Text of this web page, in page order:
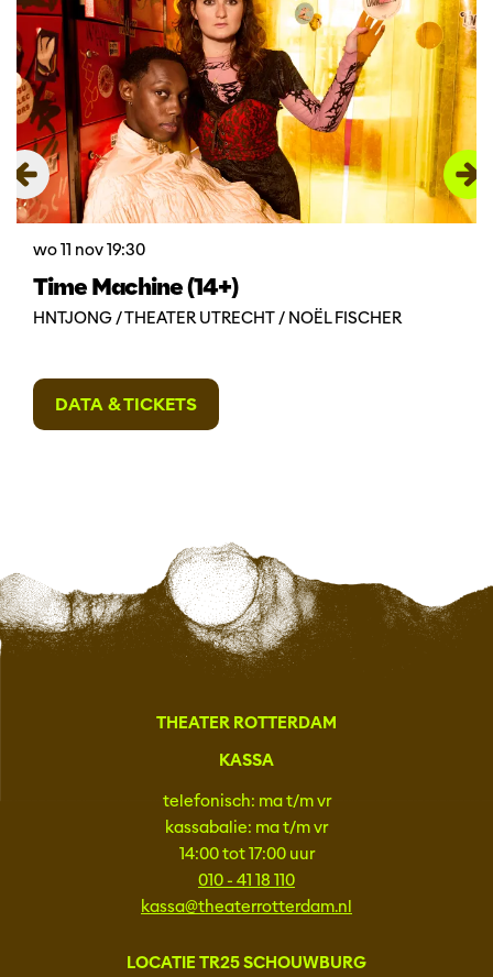
Time Machine (14+)
HNTJONG / THEATER UTRECHT / NOËL FISCHER
wo 11 nov19:30
DATA & TICKETS
THEATER ROTTERDAM
KASSA
telefonisch: ma t/m vr
kassabalie: ma t/m vr
14:00 tot 17:00 uur
010 - 41 18 110
kassa@theaterrotterdam.nl
LOCATIE TR25 SCHOUWBURG